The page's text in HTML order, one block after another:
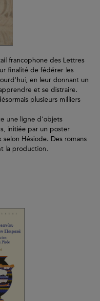
francophone des Lettres
finalité de fédérer les
en leur donnant un
et se distraire.
plusieurs milliers
une ligne d'objets
initiée par un poster
Hésiode. Des romans
la production.